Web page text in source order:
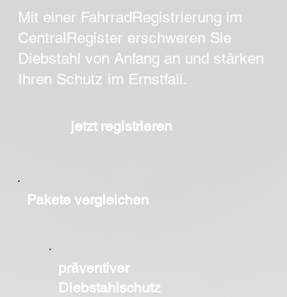
Mit einer FahrradRegistrierung im
CentralRegister erschweren Sie
Diebstahl von Anfang an und stärken
Ihren Schutz im Ernstfall.
jetzt registrieren
Pakete vergleichen
präventiver
Diebstahlschutz